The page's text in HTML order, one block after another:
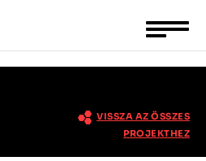
VISSZA AZ ÖSSZES
PROJEKTHEZ
Toggle